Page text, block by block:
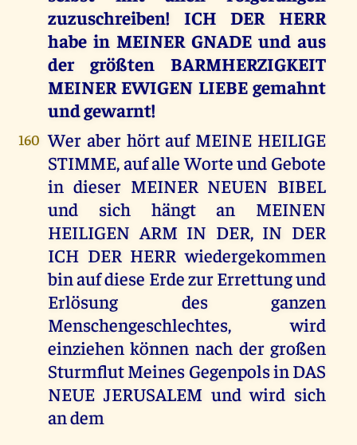
zuzuschreiben! ICH DER HERR
habe in MEINER GNADE und aus
der größten BARMHERZIGKEIT
MEINER EWIGEN LIEBE gemahnt
und gewarnt!
160 Wer aber hört auf MEINE HEILIGE
STIMME, auf alle Worte und Gebote
in dieser MEINER NEUEN BIBEL
und sich hängt an MEINEN
HEILIGEN ARM IN DER, IN DER
ICH DER HERR wiedergekommen
bin auf diese Erde zur Errettung und
Erlösung des ganzen
Menschengeschlechtes, wird
einziehen können nach der großen
Sturmflut Meines Gegenpols in DAS
NEUE JERUSALEM und wird sich
an dem